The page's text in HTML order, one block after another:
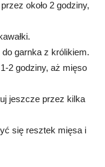
około 2 godziny,
garnka z królikiem.
2 godziny, aż mięso
jeszcze przez kilka
się resztek mięsa i